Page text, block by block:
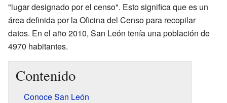
"lugar designado por el censo". Esto significa que es un
área definida por la Oficina del Censo para recopilar
datos. En el año 2010, San León tenía una población de
4970 habitantes.
Contenido
Conoce San León